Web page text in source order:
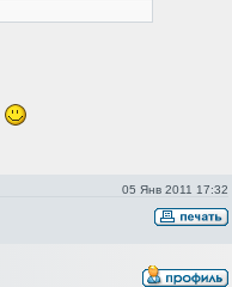
05 Янв 2011 17:32